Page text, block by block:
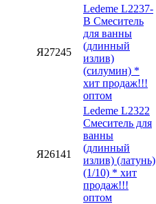
Я27245
Ledeme L2237-
B Смеситель
для ванны
(длинный
излив)
(силумин) *
хит продаж!!!
оптом
Я26141
Ledeme L2322
Смеситель для
ванны
(длинный
излив) (латунь)
(1/10) * хит
продаж!!!
оптом